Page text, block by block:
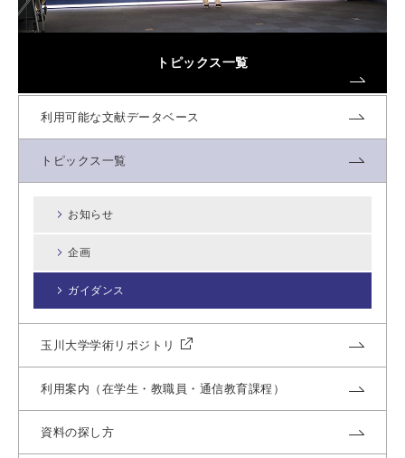
トピックス一覧
利用可能な文献データベース
トピックス一覧
お知らせ
企画
ガイダンス
玉川大学学術リポジトリ
利用案内（在学生・教職員・通信教育課程）
資料の探し方